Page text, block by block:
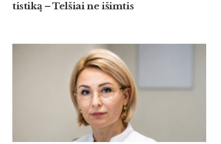
tis­ti­ką – Tel­šiai ne išim­tis